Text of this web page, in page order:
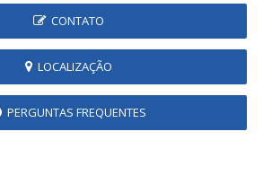
CONTATO
LOCALIZAÇÃO
PERGUNTAS FREQUENTES